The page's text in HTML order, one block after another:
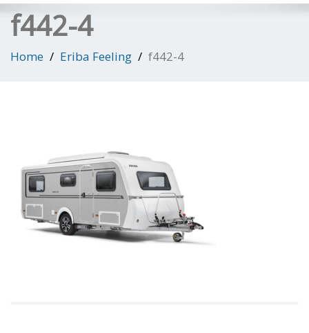
f442-4
Home Eriba Feeling f442-4